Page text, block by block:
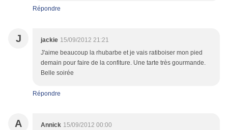
Répondre
J jackie 15/09/2012 21:21
J'aime beaucoup la rhubarbe et je vais ratiboiser mon pied
demain pour faire de la confiture. Une tarte très gourmande.
Belle soirée
Répondre
A Annick 15/09/2012 00:00